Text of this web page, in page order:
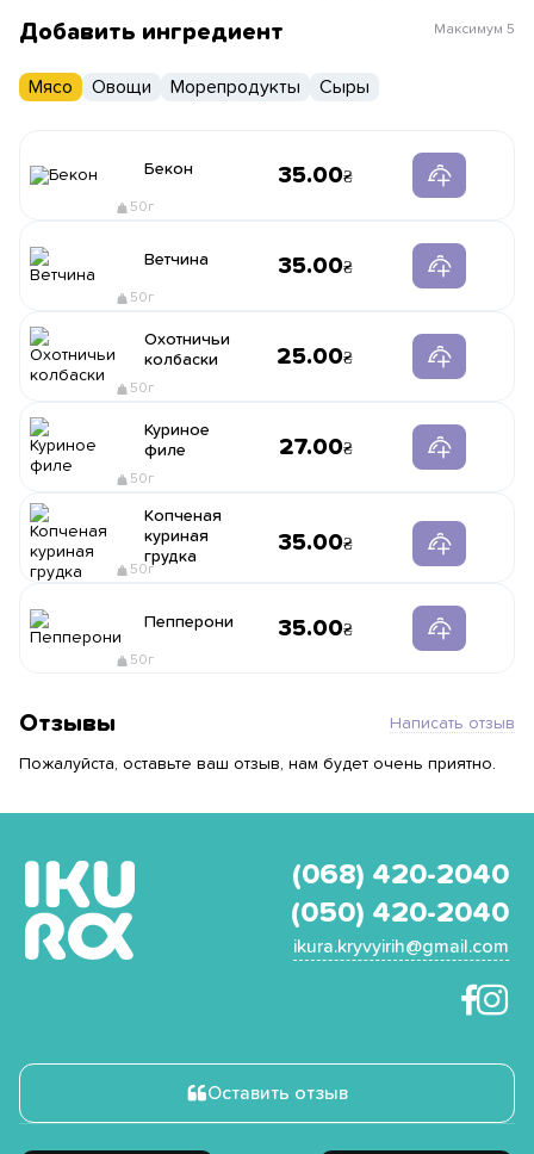
Добавить ингредиент Максимум 5
Мясо Овощи Морепродукты Сыры
Бекон
50г
35.00
Ветчина
50г
35.00
Охотничьи
колбаски
50г
25.00
Куриное
филе
50г
27.00
Копченая
куриная
грудка
50г
35.00
Пепперони
50г
35.00
Отзывы Написать отзыв
Пожалуйста, оставьте ваш отзыв, нам будет очень приятно.
(068) 420-2040
(050) 420-2040
ikura.kryvyirih@gmail.com
Оставить отзыв